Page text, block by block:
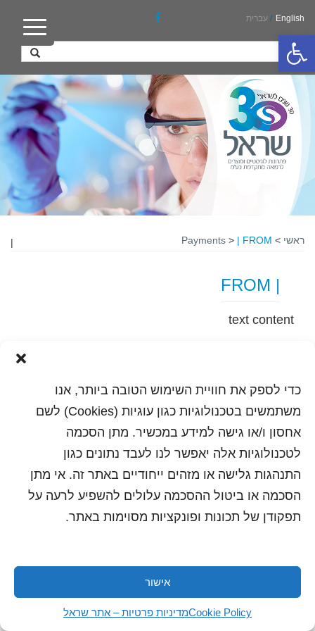
פתח סרגל נגישות
כדי לספק את חוויית השימוש הטובה ביותר, אנו
משתמשים בטכנולוגיות כגון עוגיות (Cookies) לשם
אחסון ו/או גישה למידע במכשיר. מתן הסכמה
לטכנולוגיות אלה יאפשר לנו לעבד נתונים כגון
התנהגות גלישה או מזהים ייחודיים באתר זה. אי מתן
הסכמה או ביטול ההסכמה עלולים להשפיע לרעה על
תפקודן של תכונות ופונקציות מסוימות באתר.
אישור
Cookie Policyמדיניות פרטיות – אתר שראל
English
/ עברית
ראשי >
Payments > | FROM
|
| FROM
text content
שלח לחבר
כל הזכויות שמורות לשראל 2018 | עיצוב ותכנות: סטודיו
"היוצרים"